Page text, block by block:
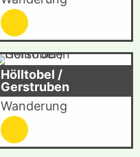
Hölltobel /
Gerstruben
Wanderung